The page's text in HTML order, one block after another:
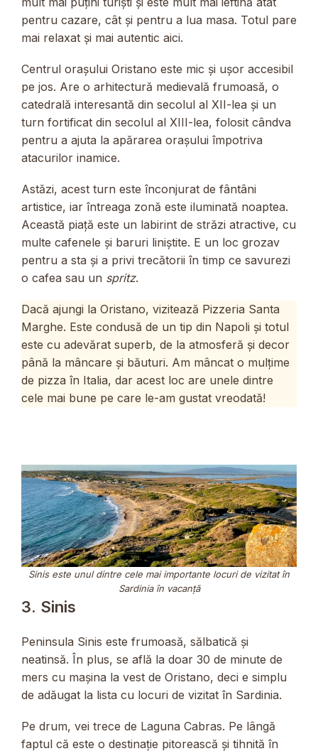
pentru cazare, cât și pentru a lua masa. Totul pare
mai relaxat și mai autentic aici.
Centrul orașului Oristano este mic și ușor accesibil
pe jos. Are o arhitectură medievală frumoasă, o
catedrală interesantă din secolul al XII-lea și un
turn fortificat din secolul al XIII-lea, folosit cândva
pentru a ajuta la apărarea orașului împotriva
atacurilor inamice.
Astăzi, acest turn este înconjurat de fântâni
artistice, iar întreaga zonă este iluminată noaptea.
Această piață este un labirint de străzi atractive, cu
multe cafenele și baruri liniștite. E un loc grozav
pentru a sta și a privi trecătorii în timp ce savurezi
o cafea sau un spritz.
Dacă ajungi la Oristano, vizitează Pizzeria Santa
Marghe. Este condusă de un tip din Napoli și totul
este cu adevărat superb, de la atmosferă și decor
până la mâncare și băuturi. Am mâncat o mulțime
de pizza în Italia, dar acest loc are unele dintre
cele mai bune pe care le-am gustat vreodată!
Sinis este unul dintre cele mai importante locuri de vizitat în
Sardinia în vacanță
3. Sinis
Peninsula Sinis este frumoasă, sălbatică și
neatinsă. În plus, se află la doar 30 de minute de
mers cu mașina la vest de Oristano, deci e simplu
de adăugat la lista cu locuri de vizitat în Sardinia.
Pe drum, vei trece de Laguna Cabras. Pe lângă
faptul că este o destinație pitorească și tihnită în